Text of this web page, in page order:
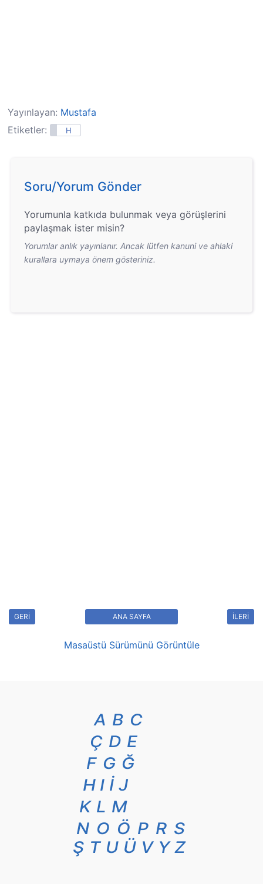
Yayınlayan: Mustafa
Etiketler:
H
Soru/Yorum Gönder
Yorumunla katkıda bulunmak veya görüşlerini
paylaşmak ister misin?
Yorumlar anlık yayınlanır. Ancak lütfen kanuni ve ahlaki
kurallara uymaya önem gösteriniz.
GERİ İLERİ
ANA SAYFA
Masaüstü Sürümünü Görüntüle
A B C
Ç D E
F G Ğ
H I İ J
K L M
N O Ö P R S
Ş T U Ü V Y Z